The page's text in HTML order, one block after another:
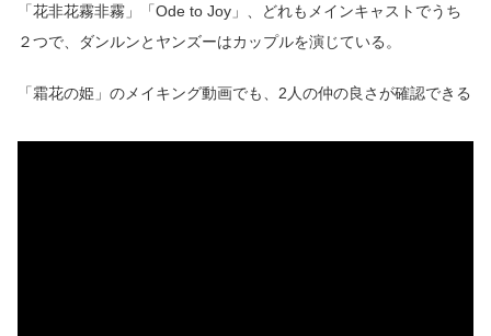
「花非花霧非霧」「Ode to Joy」、どれもメインキャストでうち
２つで、ダンルンとヤンズーはカップルを演じている。
「霜花の姫」のメイキング動画でも、2人の仲の良さが確認できる